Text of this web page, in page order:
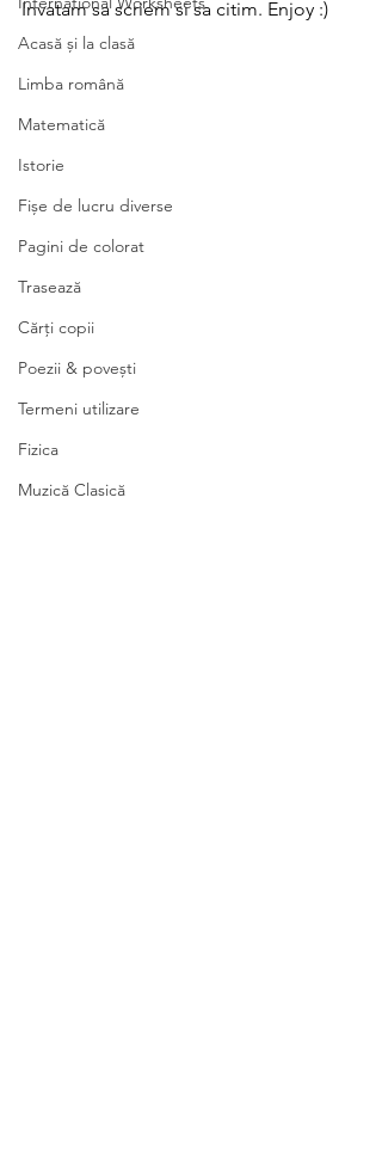
Acasă și la clasă
Limba română
Matematică
Istorie
Fișe de lucru diverse
Pagini de colorat
Trasează
Cărți copii
Poezii & povești
Termeni utilizare
Fizica
Muzică Clasică
Invatam sa scriem si sa citim. Enjoy :)